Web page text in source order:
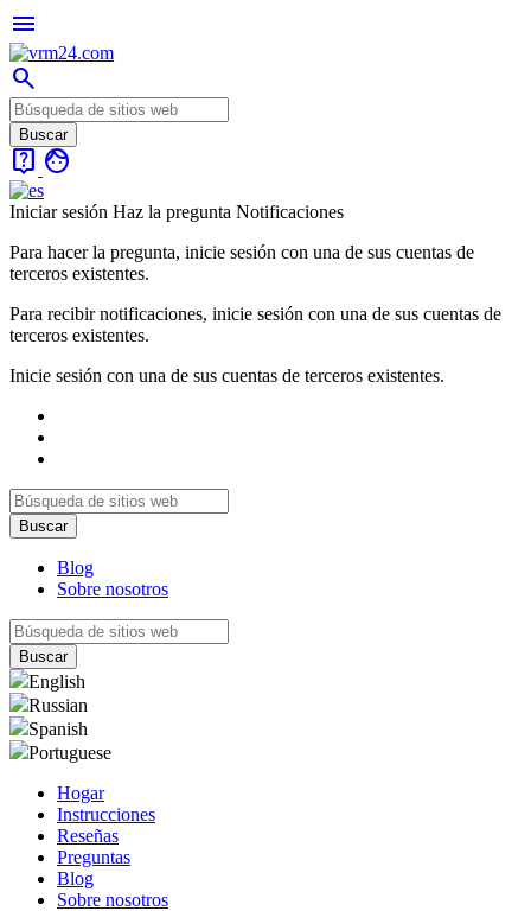
menu
search
live_help face
Iniciar sesión Haz la pregunta Notificaciones
Para hacer la pregunta, inicie sesión con una de sus cuentas de
terceros existentes.
Para recibir notificaciones, inicie sesión con una de sus cuentas de
terceros existentes.
Inicie sesión con una de sus cuentas de terceros existentes.
Blog
Sobre nosotros
English
Russian
Spanish
Portuguese
Hogar
Instrucciones
Reseñas
Preguntas
Blog
Sobre nosotros